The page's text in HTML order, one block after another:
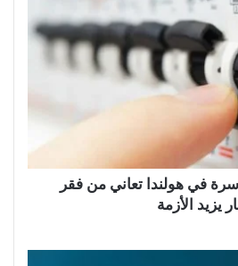
في هولندا تعاني من فقر
يزيد الأزمة